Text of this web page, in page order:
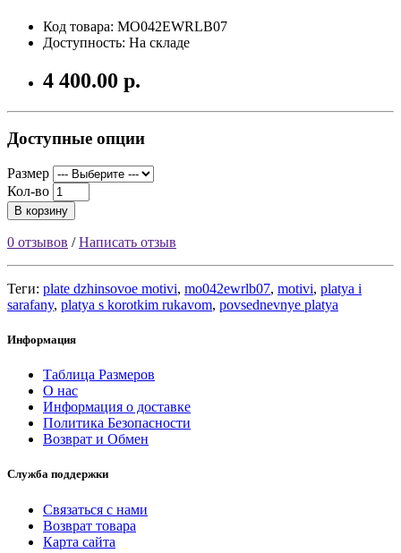
Код товара: MO042EWRLB07
Доступность: На складе
4 400.00 р.
Доступные опции
Размер
Кол-во
В корзину
0 отзывов /Написать отзыв
Теги: plate dzhinsovoe motivi, mo042ewrlb07, motivi, platya i
sarafany, platya s korotkim rukavom, povsednevnye platya
Информация
Таблица Размеров
О нас
Информация о доставке
Политика Безопасности
Возврат и Обмен
Служба поддержки
Связаться с нами
Возврат товара
Карта сайта